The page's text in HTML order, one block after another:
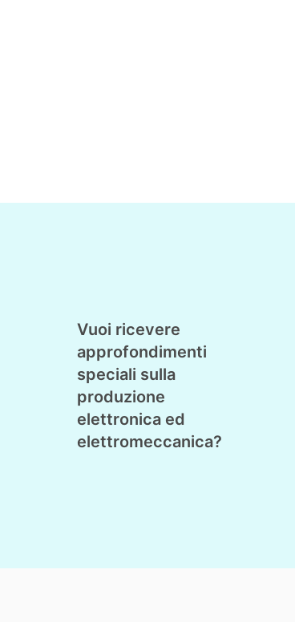
Vuoi ricevere
approfondimenti
speciali sulla
produzione
elettronica ed
elettromeccanica?